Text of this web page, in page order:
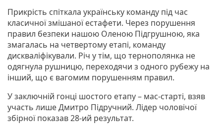
Прикрість спіткала українську команду під час
класичної змішаної естафети. Через порушення
правил безпеки нашою Оленою Підгрушною, яка
змагалась на четвертому етапі, команду
дискваліфікували. Річ у тім, що тернополянка не
одягнула рушницю, переходячи з одного рубежу на
інший, що є вагомим порушенням правил.
У заключній гонці шостого етапу – мас-старті, взяв
участь лише Дмитро Підручний. Лідер чоловічої
збірної показав 28-ий результат.